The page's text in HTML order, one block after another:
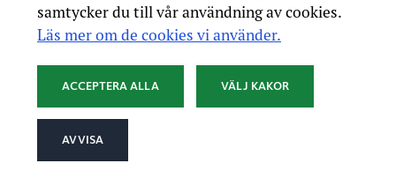
samtycker du till vår användning av cookies.
Läs mer om de cookies vi använder.
ACCEPTERA ALLA
AVVISA
VÄLJ KAKOR